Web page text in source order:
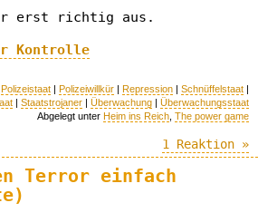
erst richtig aus.
Kontrolle
Polizeistaat Polizeiwillkür Repression Schnüffelstaat
Staatstrojaner Überwachung
Überwachungsstaat
Abgelegt unter Heim ins Reich The power game
1 Reaktion »
Terror einfach